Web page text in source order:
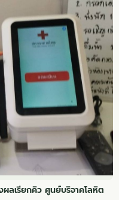
ลเรียกคิว ศูนย์บริจาคโลหิต